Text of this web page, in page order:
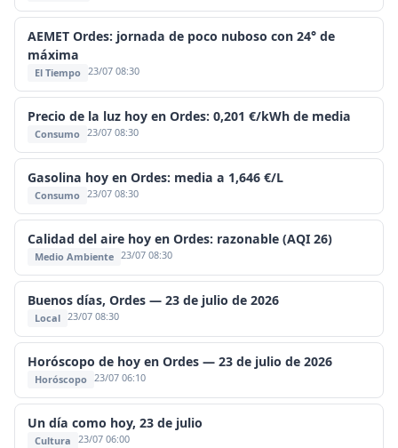
AEMET Ordes: jornada de poco nuboso con 24° de
máxima
El Tiempo 23/07 08:30
Precio de la luz hoy en Ordes: 0,201 €/kWh de media
Consumo 23/07 08:30
Gasolina hoy en Ordes: media a 1,646 €/L
Consumo 23/07 08:30
Calidad del aire hoy en Ordes: razonable (AQI 26)
Medio Ambiente 23/07 08:30
Buenos días, Ordes — 23 de julio de 2026
Local 23/07 08:30
Horóscopo de hoy en Ordes — 23 de julio de 2026
Horóscopo 23/07 06:10
Un día como hoy, 23 de julio
Cultura 23/07 06:00